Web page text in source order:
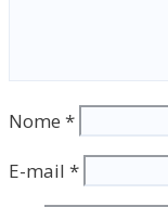
Nome *
E-mail *